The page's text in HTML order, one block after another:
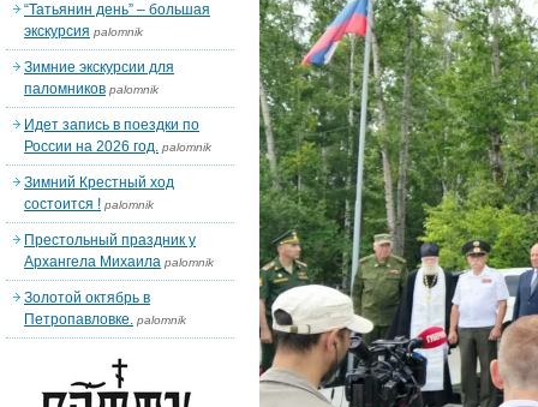
“Татьянин день” – большая
экскурсия palomnik
Зимние экскурсии для
паломников palomnik
Идет запись в поездки по
России на 2026 год. palomnik
Зимний Крестный ход
состоится ! palomnik
Престольный праздник у
Архангела Михаила palomnik
Золотой октябрь в
Петропавловке. palomnik